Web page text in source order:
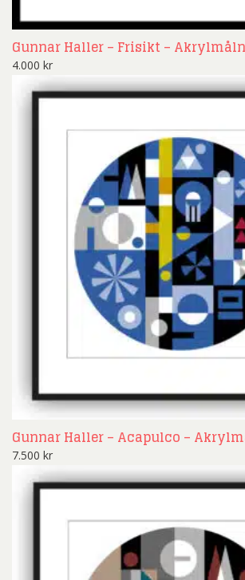
Gunnar Haller – Frisikt –
4.000 kr
Gunnar Haller – Acapulco –
7.500 kr